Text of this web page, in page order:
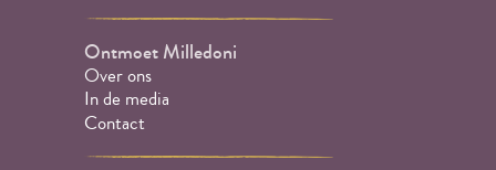
Ontmoet Milledoni
Over ons
In de media
Contact